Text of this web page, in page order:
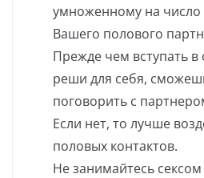
умноженному на
Вашего полового
Прежде чем вступать в
реши для себя,
поговорить с
Если нет, то лучше
половых контактов.
Не занимайтесь